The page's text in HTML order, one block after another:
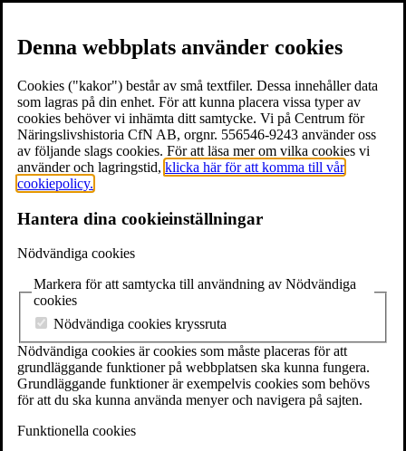
Gymnasiearbetet - med riktiga källor
Denna webbplats använder cookies
Cookies ("kakor") består av små textfiler. Dessa innehåller data
som lagras på din enhet. För att kunna placera vissa typer av
cookies behöver vi inhämta ditt samtycke. Vi på Centrum för
Näringslivshistoria CfN AB, orgnr. 556546-9243 använder oss
av följande slags cookies. För att läsa mer om vilka cookies vi
använder och lagringstid, klicka här för att komma till vår
cookiepolicy.
Hantera dina cookieinställningar
Nödvändiga cookies
Markera för att samtycka till användning av Nödvändiga
cookies
Nödvändiga cookies kryssruta
Nödvändiga cookies är cookies som måste placeras för att
grundläggande funktioner på webbplatsen ska kunna fungera.
Grundläggande funktioner är exempelvis cookies som behövs
för att du ska kunna använda menyer och navigera på sajten.
Funktionella cookies